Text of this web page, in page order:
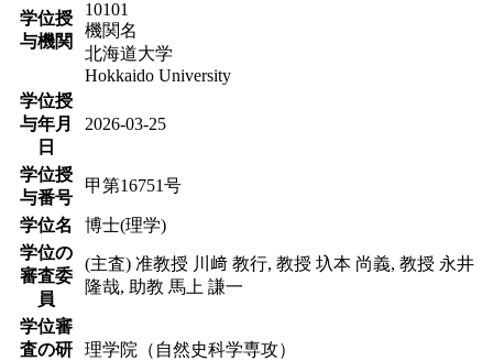
学位授
与機関
10101
機関名
北海道大学
Hokkaido University
学位授
与年月
日
2026-03-25
学位授
与番号
甲第16751号
学位名
博士(理学)
学位の
審査委
員
(主査) 准教授 川﨑 教行, 教授 圦本 尚義, 教授 永井
隆哉, 助教 馬上 謙一
学位審
査の研
理学院（自然史科学専攻）